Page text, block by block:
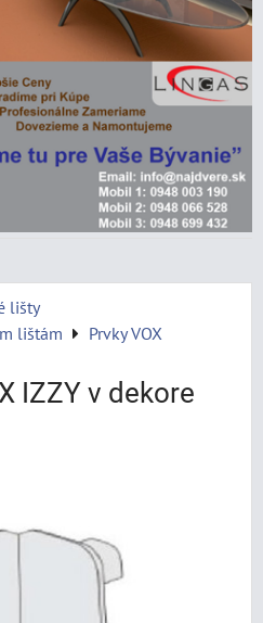
lišty
lištám
Prvky VOX
IZZY v dekore